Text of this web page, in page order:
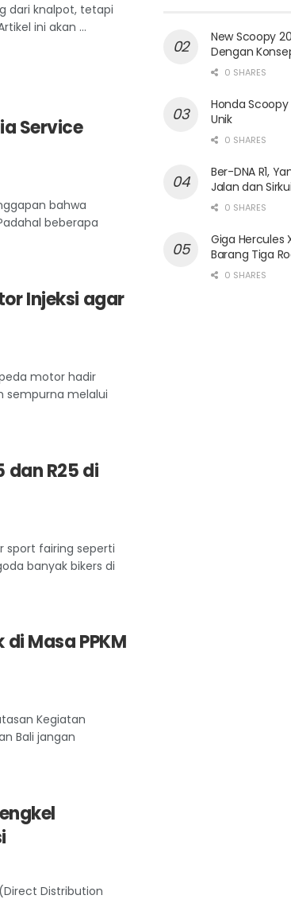
dari knalpot, tetapi
ini akan ...
Service
bahwa
beberapa
Injeksi agar
motor hadir
sempurna melalui
dan R25 di
sport fairing seperti
banyak bikers di
Masa PPKM
Kegiatan
Bali jangan
Distribution
New Scoopy
Dengan
0 SHARES
Honda Scoopy
Unik
0 SHARES
Ber-DNA R1,
Jalan dan
0 SHARES
Giga Hercules
Barang Tiga
0 SHARES